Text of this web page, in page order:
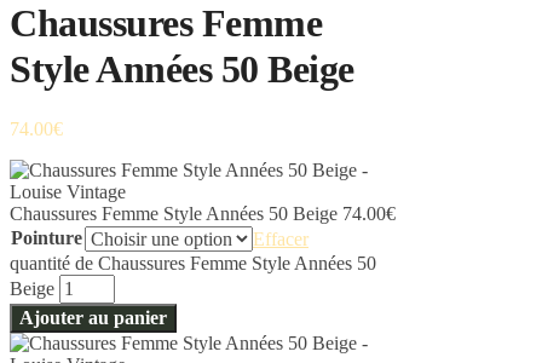
Chaussures Femme
Style Années 50 Beige
74.00€
Chaussures Femme Style Années 50 Beige 74.00€
Pointure
Effacer
quantité de Chaussures Femme Style Années 50
Beige
Ajouter au panier